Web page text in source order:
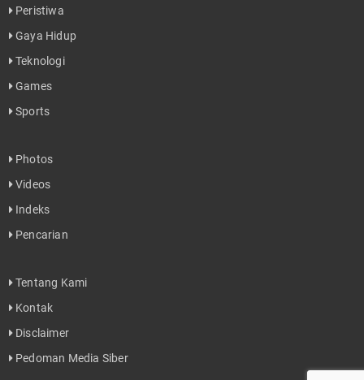
Peristiwa
Gaya Hidup
Teknologi
Games
Sports
Photos
Videos
Indeks
Pencarian
Tentang Kami
Kontak
Disclaimer
Pedoman Media Siber